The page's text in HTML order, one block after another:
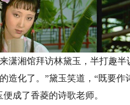
湘馆拜访林黛玉，半打趣半
造化了。”黛玉笑道，“既要
成了香菱的诗歌老师。